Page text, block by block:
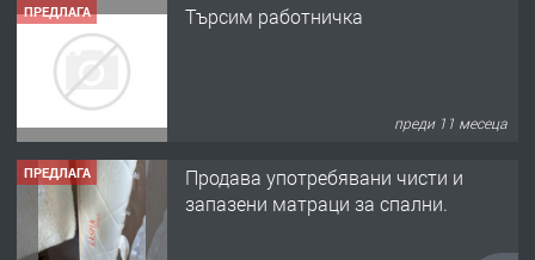
ПРЕДЛАГА Търсим работничка
преди 11 месеца
ПРЕДЛАГА
Продава употребявани чисти и
запазени матраци за спални.